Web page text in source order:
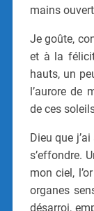
mains
Je goûte,
et à la
hauts, un
l’aurore de
de ces
Dieu que
s’effondre.
mon ciel,
organes
désarroi,